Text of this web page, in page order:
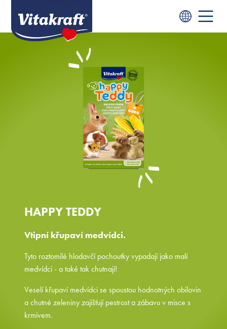
HAPPY TEDDY
Vtipní křupaví medvídci.
Tyto roztomilé hlodavčí pochoutky vypadají jako malí
medvídci - a také tak chutnají!
Veselí křupaví medvídci se spoustou hodnotných obilovin
a chutné zeleniny zajišťují pestrost a zábavu v misce s
krmivem.